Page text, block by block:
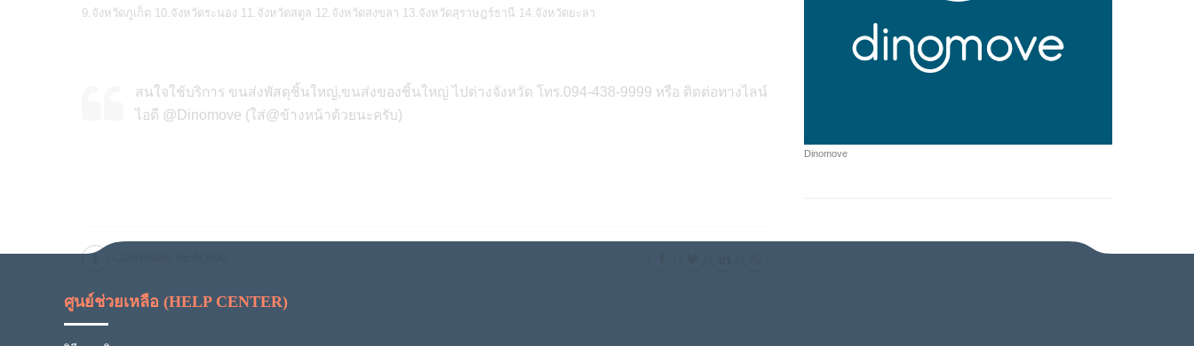
9.จังหวัดภูเก็ต 10.จังหวัดระนอง 11.จังหวัดสตูล 12.จังหวัดสงขลา 13.จังหวัดสุราษฎร์ธานี 14.จังหวัดยะลา
สนใจใช้บริการ ขนส่งพัสดุชิ้นใหญ่,ขนส่งของชิ้นใหญ่ ไปต่างจังหวัด โทร.094-438-9999 หรือ ติดต่อทางไลน์
ไอดี @Dinomove (ใส่@ข้างหน้าด้วยนะครับ)
Dinomove
ศูนย์ช่วยเหลือ (HELP CENTER)